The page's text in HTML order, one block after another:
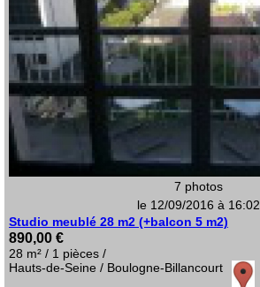
7 photos
le 12/09/2016 à 16:02
Studio meublé 28 m2 (+balcon 5 m2)
890,00 €
28 m² / 1 pièces /
Hauts-de-Seine / Boulogne-Billancourt